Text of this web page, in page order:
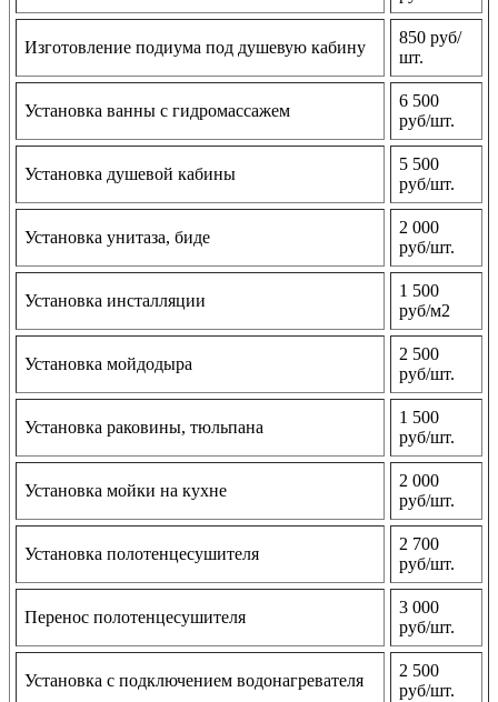
Изготовление подиума под душевую кабину
850 руб/
шт.
Установка ванны с гидромассажем
6 500
руб/шт.
Установка душевой кабины
5 500
руб/шт.
Установка унитаза, биде
2 000
руб/шт.
Установка инсталляции
1 500
руб/м2
Установка мойдодыра
2 500
руб/шт.
Установка раковины, тюльпана
1 500
руб/шт.
Установка мойки на кухне
2 000
руб/шт.
Установка полотенцесушителя
2 700
руб/шт.
Перенос полотенцесушителя
3 000
руб/шт.
Установка с подключением водонагревателя
2 500
руб/шт.